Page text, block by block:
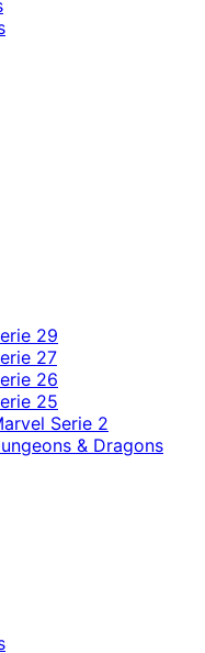
29
27
26
25
Serie 2
& Dragons